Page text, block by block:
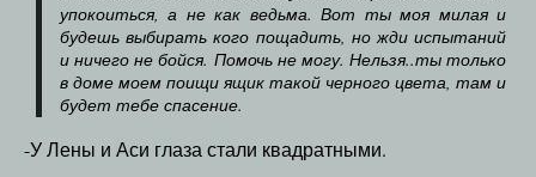
упокоиться, а не как ведьма. Вот ты моя милая и
будешь выбирать кого пощадить, но жди испытаний
и ничего не бойся. Помочь не могу. Нельзя..ты только
в доме моем поищи ящик такой черного цвета, там и
будет тебе спасение.
-У Лены и Аси глаза стали квадратными.